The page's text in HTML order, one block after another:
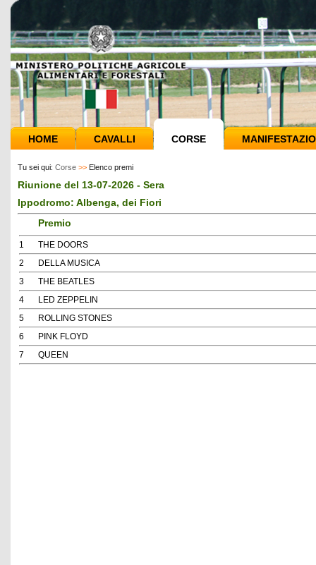
HOME CAVALLI CORSE
Tu sei qui: Corse >> Elenco premi
Riunione del 13-07-2026 - Sera
Ippodromo: Albenga, dei Fiori
Premio
1
THE DOORS
2
DELLA MUSICA
3
THE BEATLES
4
LED ZEPPELIN
5
ROLLING STONES
6
PINK FLOYD
7
QUEEN